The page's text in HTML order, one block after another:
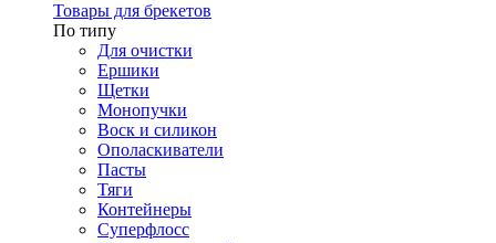
Товары для брекетов
По типу
Для очистки
Ершики
Щетки
Монопучки
Воск и силикон
Ополаскиватели
Пасты
Тяги
Контейнеры
Суперфлосс